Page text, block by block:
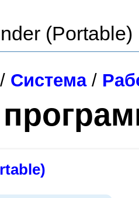
/ Система/